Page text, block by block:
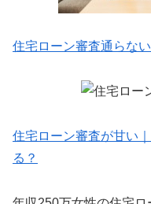
住宅ローン審査通らな
住宅ローン審査が甘い
る？